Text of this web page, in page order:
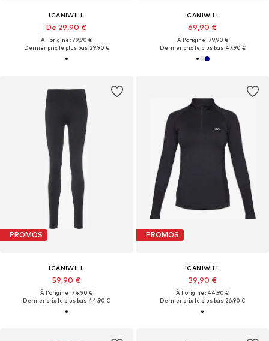
ICANIWILL
De 29,90 €
À l'origine : 79,90 €
Dernier prix le plus bas :29,90 €
ICANIWILL
69,90 €
À l'origine : 79,90 €
Dernier prix le plus bas :47,90 €
PROMOS
ICANIWILL
59,90 €
À l'origine : 74,90 €
Dernier prix le plus bas :44,90 €
PROMOS
ICANIWILL
39,90 €
À l'origine : 44,90 €
Dernier prix le plus bas :26,90 €